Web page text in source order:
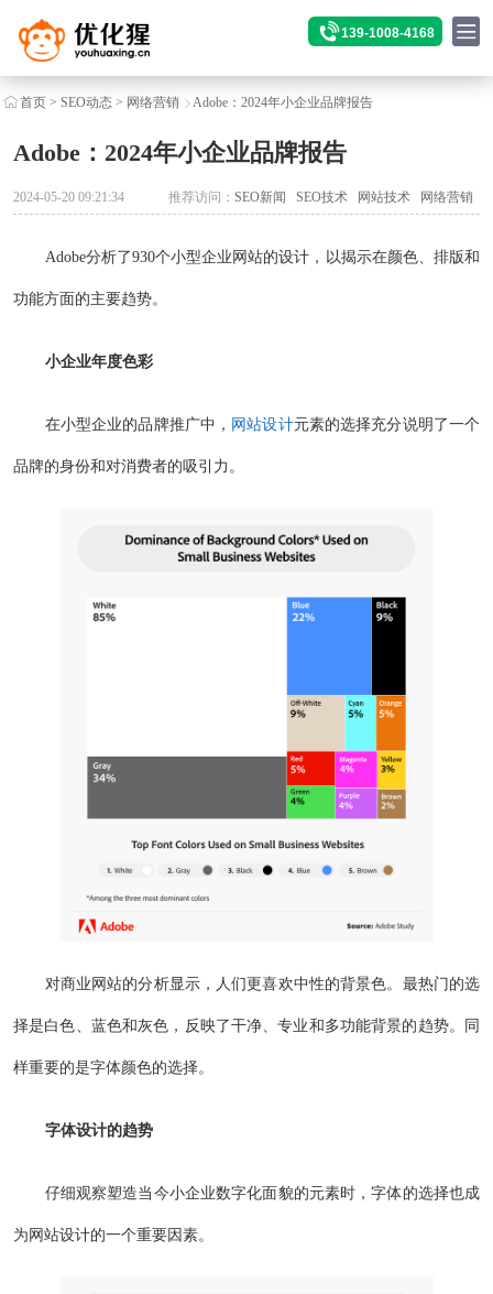
139-1008-4168
首页> SEO动态> 网络营销 Adobe：2024年小企业品牌报告
Adobe：2024年小企业品牌报告
2024-05-20 09:21:34 推荐访问：SEO新闻 SEO技术 网站技术 网络营销
Adobe分析了930个小型企业网站的设计，以揭示在颜色、排版和
功能方面的主要趋势。
小企业年度色彩
在小型企业的品牌推广中， 网站设计元素的选择充分说明了一个
品牌的身份和对消费者的吸引力。
对商业网站的分析显示，人们更喜欢中性的背景色。最热门的选
择是白色、蓝色和灰色，反映了干净、专业和多功能背景的趋势。同
样重要的是字体颜色的选择。
字体设计的趋势
仔细观察塑造当今小企业数字化面貌的元素时，字体的选择也成
为网站设计的一个重要因素。